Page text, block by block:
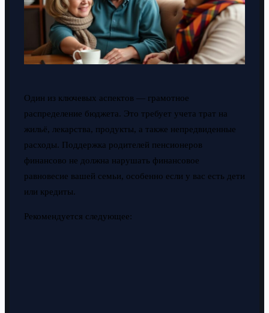
Один из ключевых аспектов — грамотное
распределение бюджета. Это требует учета трат на
жильё, лекарства, продукты, а также непредвиденные
расходы. Поддержка родителей пенсионеров
финансово не должна нарушать финансовое
равновесие вашей семьи, особенно если у вас есть дети
или кредиты.
Рекомендуется следующее: